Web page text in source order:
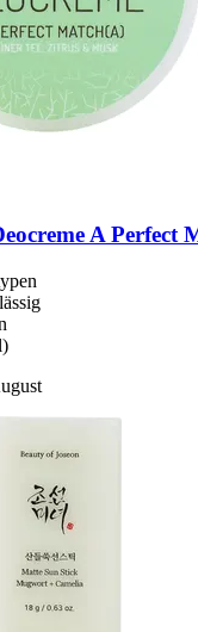
A Perfect